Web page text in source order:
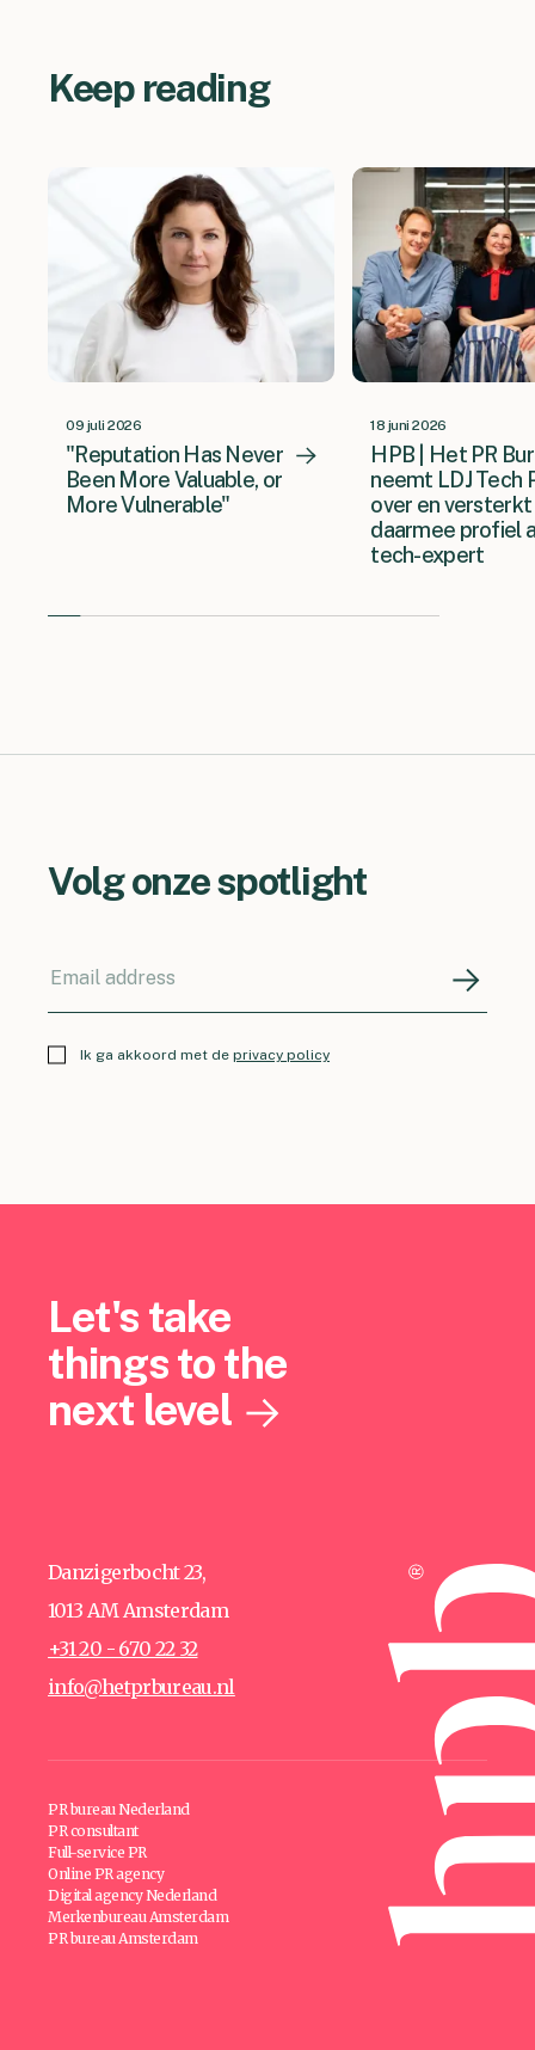
Keep reading
09 juli 2026
"Reputation Has Never
Been More Valuable, or
More Vulnerable"
18 juni 2026
HPB | Het PR
neemt LDJ Tech
over en versterkt
daarmee profiel
tech-expert
Volg onze spotlight
Ik ga akkoord met de privacy policy
Let's take
things to the
next level
Danzigerbocht 23,
1013 AM Amsterdam
+31 20 - 670 22 32
info@hetprbureau.nl
PR bureau Nederland
PR consultant
Full-service PR
Online PR agency
Digital agency Nederland
Merkenbureau Amsterdam
PR bureau Amsterdam